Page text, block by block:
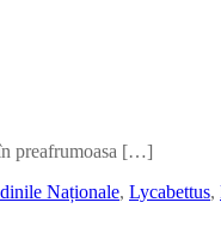
preafrumoasa […]
Naționale, Lycabettus,